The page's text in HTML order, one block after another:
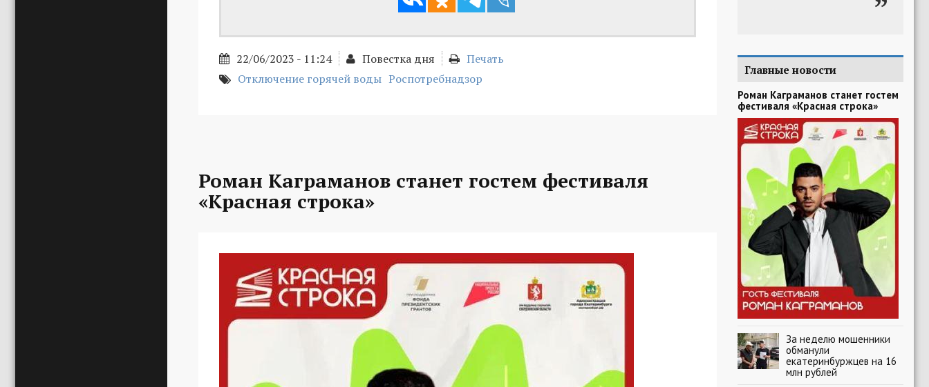
22/06/2023 - 11:24 Повестка дня
Печать
Отключение горячей воды Роспотребнадзор
Роман Каграманов станет гостем фестиваля
«Красная строка»
Главные новости
Роман Каграманов станет гостем
фестиваля «Красная строка»
За неделю мошенники
обманули
екатеринбуржцев на 16
млн рублей